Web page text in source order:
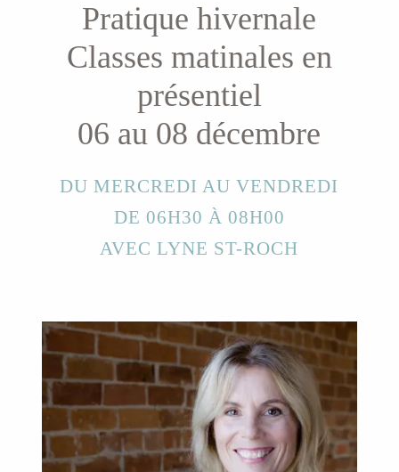
Pratique hivernale
Classes matinales en
présentiel
06 au 08 décembre
DU MERCREDI AU VENDREDI
DE 06H30 À 08H00
AVEC LYNE ST-ROCH